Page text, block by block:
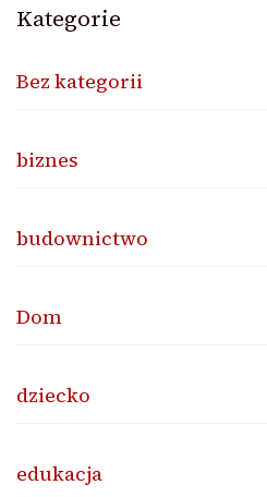
Kategorie
Bez kategorii
biznes
budownictwo
Dom
dziecko
edukacja